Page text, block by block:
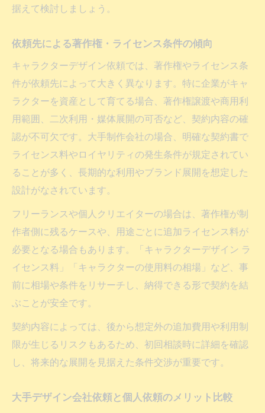
据えて検討しましょう。
依頼先による著作権・ライセンス条件の傾向
キャラクターデザイン依頼では、著作権やライセンス条
件が依頼先によって大きく異なります。特に企業がキャ
ラクターを資産として育てる場合、著作権譲渡や商用利
用範囲、二次利用・媒体展開の可否など、契約内容の確
認が不可欠です。大手制作会社の場合、明確な契約書で
ライセンス料やロイヤリティの発生条件が規定されてい
ることが多く、長期的な利用やブランド展開を想定した
設計がなされています。
フリーランスや個人クリエイターの場合は、著作権が制
作者側に残るケースや、用途ごとに追加ライセンス料が
必要となる場合もあります。「キャラクターデザイン ラ
イセンス料」「キャラクターの使用料の相場」など、事
前に相場や条件をリサーチし、納得できる形で契約を結
ぶことが安全です。
契約内容によっては、後から想定外の追加費用や利用制
限が生じるリスクもあるため、初回相談時に詳細を確認
し、将来的な展開を見据えた条件交渉が重要です。
大手デザイン会社依頼と個人依頼のメリット比較